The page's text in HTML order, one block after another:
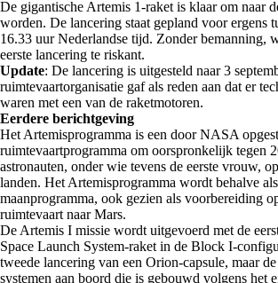
De gigantische Artemis 1-raket is klaar om naar
worden. De lancering staat gepland voor ergens
16.33 uur Nederlandse tijd. Zonder bemanning,
eerste lancering te riskant.
Update: De lancering is uitgesteld naar 3
ruimtevaartorganisatie gaf als reden aan dat er
waren met een van de raketmotoren.
Eerdere berichtgeving
Het Artemisprogramma is een door NASA
ruimtevaartprogramma om oorspronkelijk tegen
astronauten, onder wie tevens de eerste vrouw,
landen. Het Artemisprogramma wordt behalve
maanprogramma, ook gezien als voorbereiding
ruimtevaart naar Mars.
De Artemis I missie wordt uitgevoerd met de
Space Launch System-raket in de Block I-
tweede lancering van een Orion-capsule, maar
systemen aan boord die is gebouwd volgens het